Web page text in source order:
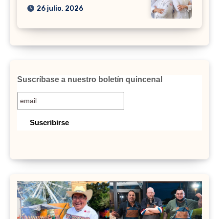
26 julio, 2026
Suscríbase a nuestro boletín quincenal